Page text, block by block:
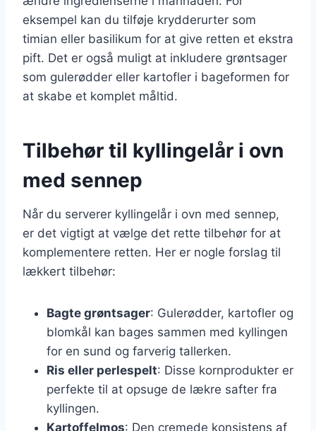
eksempel kan du tilføje krydderurter som
timian eller basilikum for at give retten et ekstra
pift. Det er også muligt at inkludere grøntsager
som gulerødder eller kartofler i bageformen for
at skabe et komplet måltid.
Tilbehør til kyllingelår i ovn
med sennep
Når du serverer kyllingelår i ovn med sennep,
er det vigtigt at vælge det rette tilbehør for at
komplementere retten. Her er nogle forslag til
lækkert tilbehør:
Bagte grøntsager: Gulerødder, kartofler og
blomkål kan bages sammen med kyllingen
for en sund og farverig tallerken.
Ris eller perlespelt: Disse kornprodukter er
perfekte til at opsuge de lækre safter fra
kyllingen.
Kartoffelmos: Den cremede konsistens af